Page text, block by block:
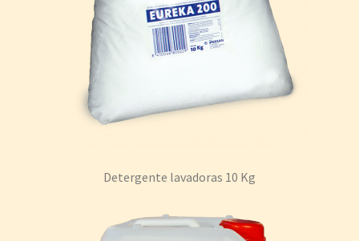
Detergente lavadoras 10 Kg